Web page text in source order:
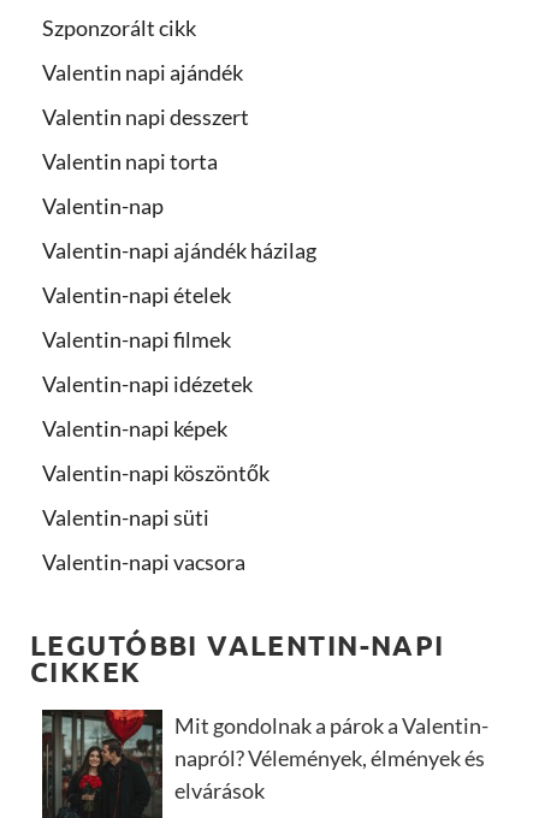
Szponzorált cikk
Valentin napi ajándék
Valentin napi desszert
Valentin napi torta
Valentin-nap
Valentin-napi ajándék házilag
Valentin-napi ételek
Valentin-napi filmek
Valentin-napi idézetek
Valentin-napi képek
Valentin-napi köszöntők
Valentin-napi süti
Valentin-napi vacsora
LEGUTÓBBI VALENTIN-NAPI
CIKKEK
Mit gondolnak a párok a Valentin-
napról? Vélemények, élmények és
elvárások